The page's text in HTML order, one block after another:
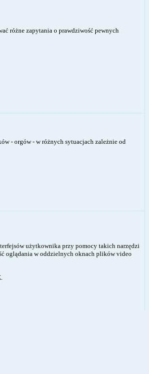
różne zapytania o prawdziwość pewnych
- orgów - w różnych sytuacjach zależnie od
użytkownika przy pomocy takich narzędzi
oglądania w oddzielnych oknach plików video